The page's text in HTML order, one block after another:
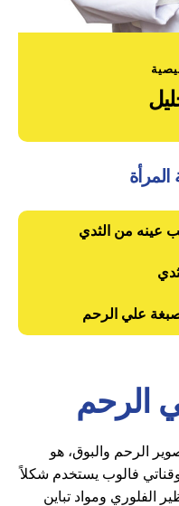
عينه من الثدي
علي الرحم
الرحم
الرحم والبوق، هو
فالوب يستخدم شكلاً
الفلوري ومواد تباين